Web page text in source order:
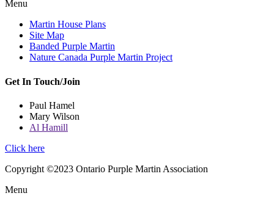
Menu
Martin House Plans
Site Map
Banded Purple Martin
Nature Canada Purple Martin Project
Get In Touch/Join
Paul Hamel
Mary Wilson
Al Hamill
Click here
Copyright ©2023 Ontario Purple Martin Association
Menu